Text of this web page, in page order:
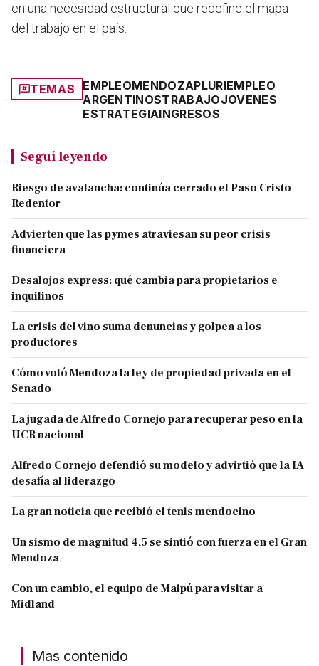
en una necesidad estructural que redefine el mapa
del trabajo en el país.
TEMAS EMPLEOMENDOZAPLURIEMPLEO
ARGENTINOSTRABAJOJOVENES
ESTRATEGIAINGRESOS
Seguí leyendo
Riesgo de avalancha: continúa cerrado el Paso Cristo
Redentor
Advierten que las pymes atraviesan su peor crisis
financiera
Desalojos express: qué cambia para propietarios e
inquilinos
La crisis del vino suma denuncias y golpea a los
productores
Cómo votó Mendoza la ley de propiedad privada en el
Senado
La jugada de Alfredo Cornejo para recuperar peso en la
UCR nacional
Alfredo Cornejo defendió su modelo y advirtió que la IA
desafía al liderazgo
La gran noticia que recibió el tenis mendocino
Un sismo de magnitud 4,5 se sintió con fuerza en el Gran
Mendoza
Con un cambio, el equipo de Maipú para visitar a
Midland
Mas contenido